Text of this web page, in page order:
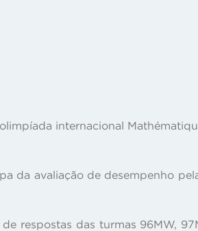
internacional
da avaliação de desempenho
respostas das turmas 96MW,